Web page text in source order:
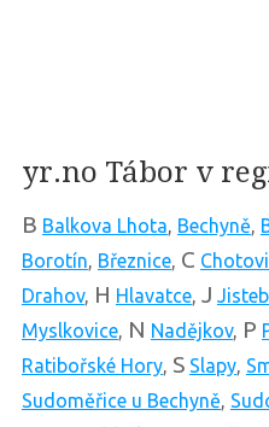
yr.no Tábor v
B Balkova Lhota, Bechyně,
Borotín, Březnice, C
Drahov, H Hlavatce, J
Myslkovice, N Nadějkov, P
Ratibořské Hory, S Slapy,
Sudoměřice u Bechyně,